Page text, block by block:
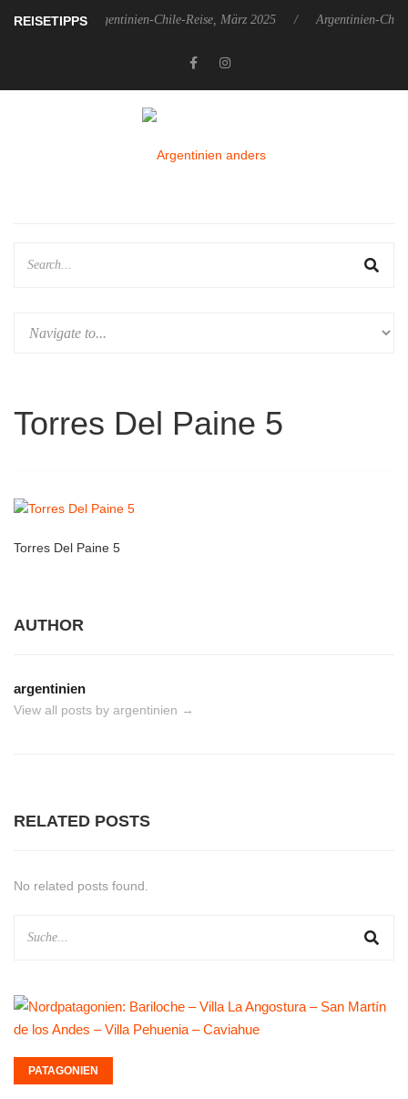
REISETIPPS
2025 Argentinien-Chile-Reise, März 2025 Argentinien-Chile-
Torres Del Paine 5
Torres Del Paine 5
AUTHOR
argentinien
View all posts by argentinien →
RELATED POSTS
No related posts found.
PATAGONIEN